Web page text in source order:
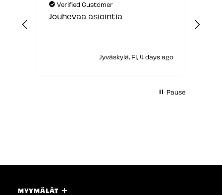
Verified Customer
Jouhevaa asiointia
Jyväskylä, FI, 4 days ago
Pause
MYYMÄLÄT